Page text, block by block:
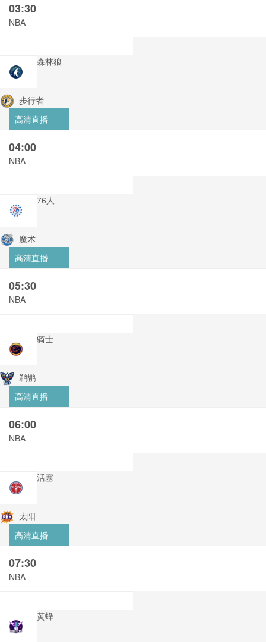
03:30
NBA
森林狼
步行者
高清直播
04:00
NBA
76人
魔术
高清直播
05:30
NBA
骑士
鹈鹕
高清直播
06:00
NBA
活塞
太阳
高清直播
07:30
NBA
黄蜂